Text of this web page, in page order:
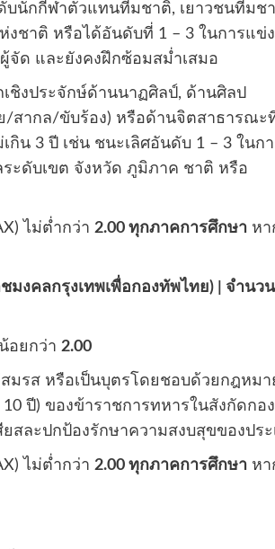
บนักกีฬาตัวแทนทีมชาติ, เยาวชนทีมช
งชาติ หรือได้อันดับที่ 1 – 3 ในการแข่
จัด และยังคงฝึกซ้อมสม่ำเสมอ
ชิงประจักษ์ด้านนาฏศิลป์, ด้านศิลป
สากล/ขับร้อง) หรือด้านจิตสาธารณะ
น 3 ปี เช่น ชนะเลิศอันดับ 1 – 3 ในก
ะดับเขต จังหวัด ภูมิภาค ชาติ หรือ
ไม่ต่ำกว่า 2.00 ทุกภาคการศึกษา หา
งคลกรุงเทพเพื่อกองทัพไทย) | จำนว
อยกว่า 2.00
มรส หรือเป็นบุตรโดยชอบด้วยกฎหมา
ปี) ของข้าราชการทหารในสังกัดกอ
สละปกป้องรักษาความสงบสุขของประ
ไม่ต่ำกว่า 2.00 ทุกภาคการศึกษา หา